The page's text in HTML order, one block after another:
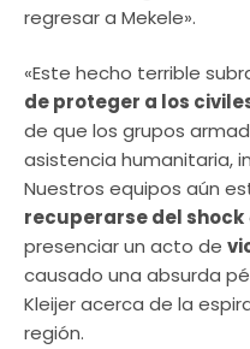
regresar a Mekele».
«Este hecho terrible
de proteger a los
de que los grupos
asistencia humanitaria,
Nuestros equipos aún
recuperarse del shock
presenciar un acto de
causado una absurda
Kleijer acerca de la
región.